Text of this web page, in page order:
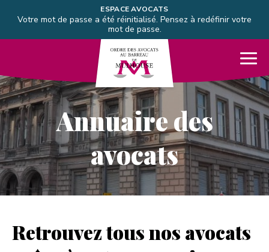
Aller directement à la navigation
Aller directement au contenu
ESPACE AVOCATS
Votre mot de passe a été réinitialisé. Pensez à redéfinir votre
mot de passe.
Barreau de Mulhouse
Annuaire des
avocats
Retrouvez tous nos avocats